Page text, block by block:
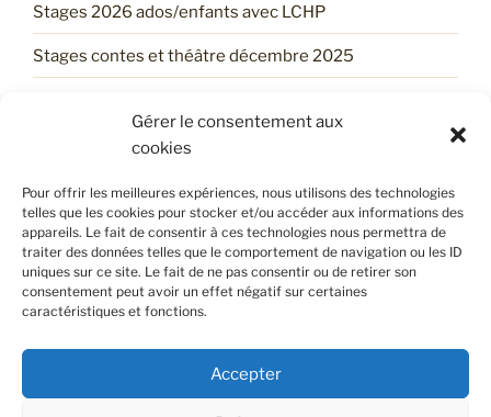
Gérer le consentement aux
cookies
Pour offrir les meilleures expériences, nous utilisons des technologies
telles que les cookies pour stocker et/ou accéder aux informations des
appareils. Le fait de consentir à ces technologies nous permettra de
traiter des données telles que le comportement de navigation ou les ID
uniques sur ce site. Le fait de ne pas consentir ou de retirer son
consentement peut avoir un effet négatif sur certaines
caractéristiques et fonctions.
Accepter
Stages 2026 ados/enfants avec LCHP
Stages contes et théâtre décembre 2025
Trouve ton Stage d’ÉTÉ avec LCHP !
Les services printaniers du LCHP !
POLITIQUE DE CONFIDENTIALITÉ
Retrouvez notre politique de confidentialité en cliquant